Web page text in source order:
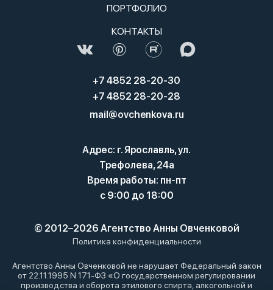
ПОРТФОЛИО
КОНТАКТЫ
+7 4852 28-20-30
+7 4852 28-20-28
mail@ovchenkova.ru
Адрес: г. Ярославль, ул.
Трефолева, 24а
Время работы: пн-пт
с 9:00 до 18:00
Политика конфиденциальности
© 2012–2026 Агентство Анны Овченковой
Агентство Анны Овченковой не нарушает Федеральный закон
от 22.11.1995 N 171-ФЗ «О государственном регулировании
производства и оборота этилового спирта, алкогольной и